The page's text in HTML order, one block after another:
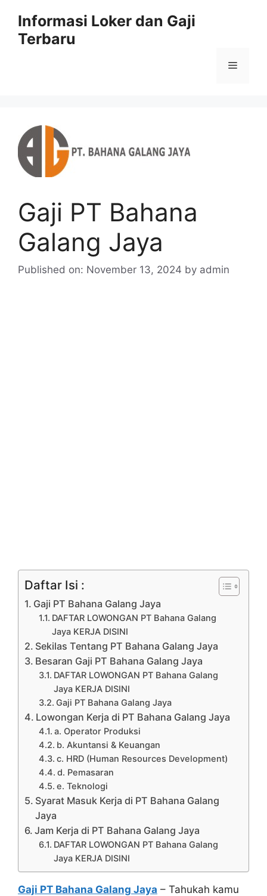
content
Informasi Loker dan Gaji
Terbaru
Menu
Gaji PT Bahana
Galang Jaya
Published on: November 13, 2024 by admin
Daftar Isi :
Gaji PT Bahana Galang Jaya
DAFTAR LOWONGAN PT Bahana Galang
Jaya KERJA DISINI
Sekilas Tentang PT Bahana Galang Jaya
Besaran Gaji PT Bahana Galang Jaya
DAFTAR LOWONGAN PT Bahana Galang
Jaya KERJA DISINI
Gaji PT Bahana Galang Jaya
Lowongan Kerja di PT Bahana Galang Jaya
a. Operator Produksi
b. Akuntansi & Keuangan
c. HRD (Human Resources Development)
d. Pemasaran
e. Teknologi
Syarat Masuk Kerja di PT Bahana Galang
Jaya
Jam Kerja di PT Bahana Galang Jaya
DAFTAR LOWONGAN PT Bahana Galang
Jaya KERJA DISINI
Gaji PT Bahana Galang Jaya – Tahukah kamu